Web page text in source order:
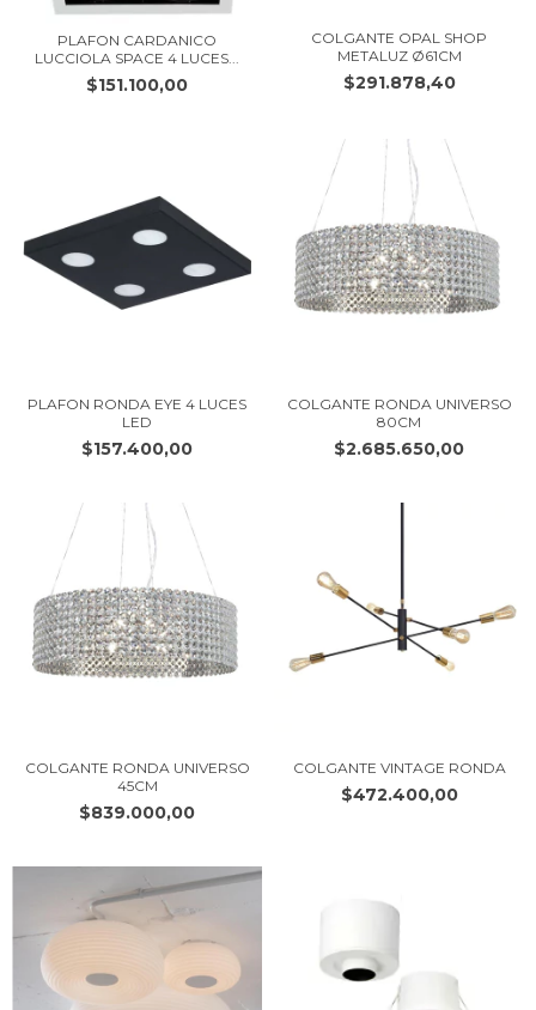
PLAFON CARDANICO
LUCCIOLA SPACE 4 LUCES...
$151.100,00
COLGANTE OPAL SHOP
METALUZ Ø61CM
$291.878,40
PLAFON RONDA EYE 4 LUCES
LED
$157.400,00
COLGANTE RONDA UNIVERSO
80CM
$2.685.650,00
COLGANTE RONDA UNIVERSO
45CM
$839.000,00
COLGANTE VINTAGE RONDA
$472.400,00